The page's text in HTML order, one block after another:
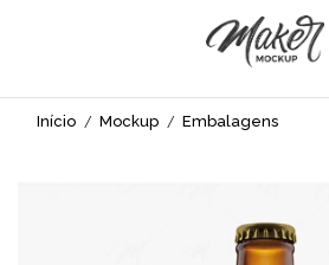
Início / Mockup / Embalagens